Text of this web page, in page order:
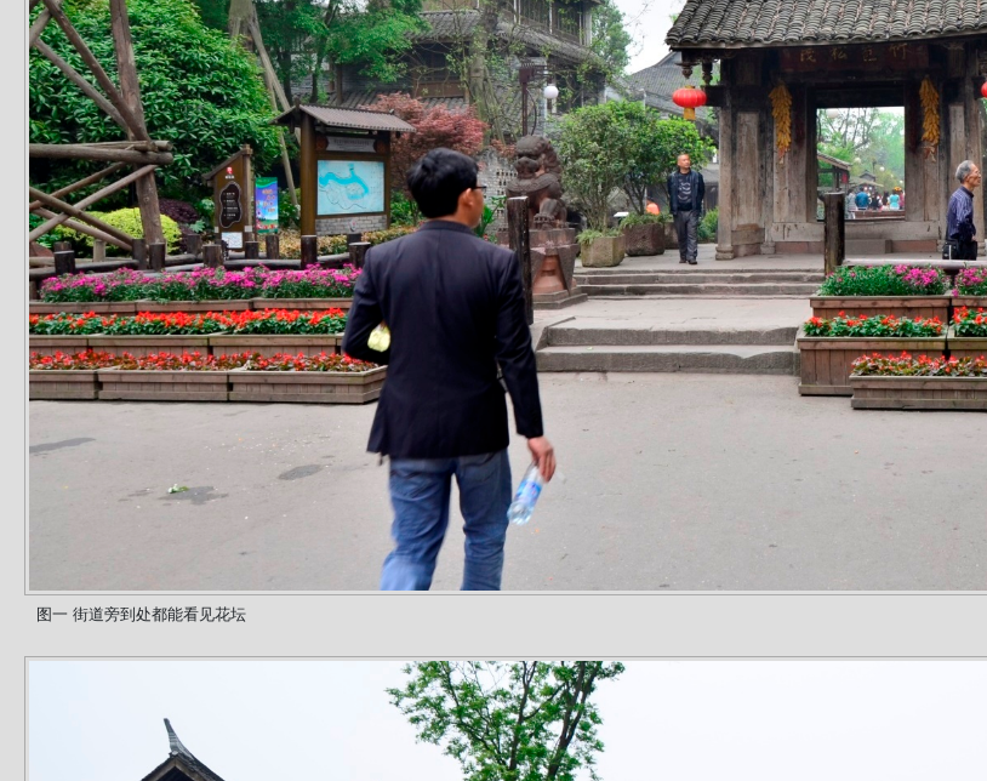
图一 街道旁到处都能看见花坛